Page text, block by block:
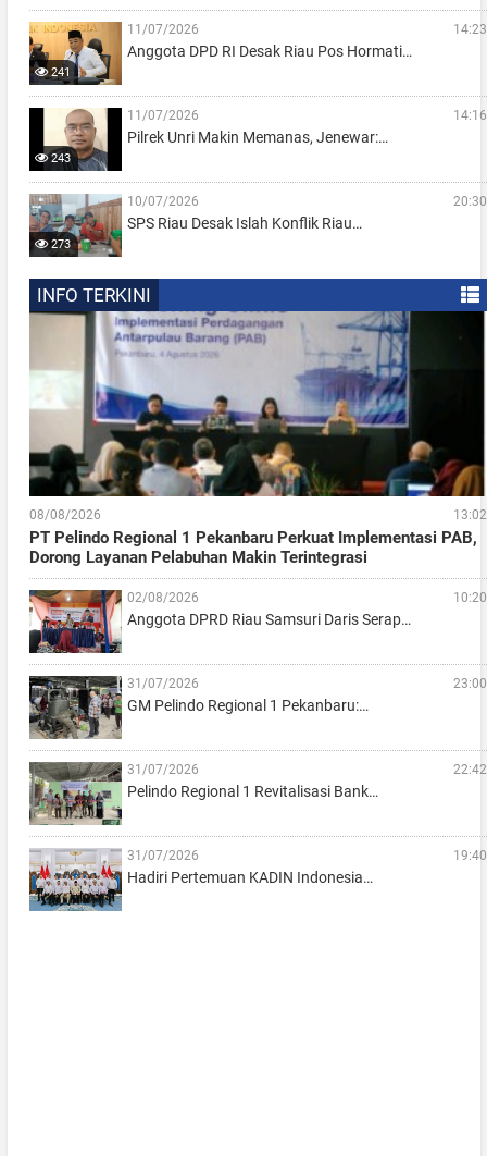
241
11/07/2026 14:23
Anggota DPD RI Desak Riau Pos Hormati…
243
11/07/2026 14:16
Pilrek Unri Makin Memanas, Jenewar:…
273
10/07/2026 20:30
SPS Riau Desak Islah Konflik Riau…
INFO TERKINI
08/08/2026 13:02
PT Pelindo Regional 1 Pekanbaru Perkuat Implementasi PAB,
Dorong Layanan Pelabuhan Makin Terintegrasi
02/08/2026 10:20
Anggota DPRD Riau Samsuri Daris Serap…
31/07/2026 23:00
GM Pelindo Regional 1 Pekanbaru:…
31/07/2026 22:42
Pelindo Regional 1 Revitalisasi Bank…
31/07/2026 19:40
Hadiri Pertemuan KADIN Indonesia…